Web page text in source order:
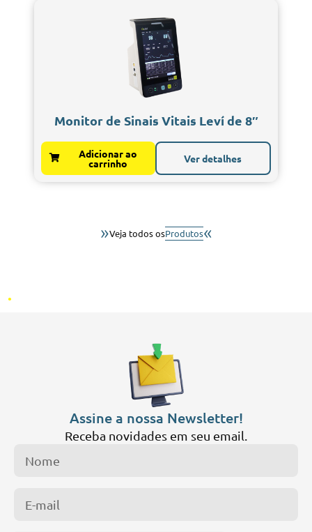
Monitor de Sinais Vitais Leví de 8″
Adicionar ao
carrinho Ver detalhes
»Veja todos osProdutos«
.
Assine a nossa Newsletter!
Receba novidades em seu email.